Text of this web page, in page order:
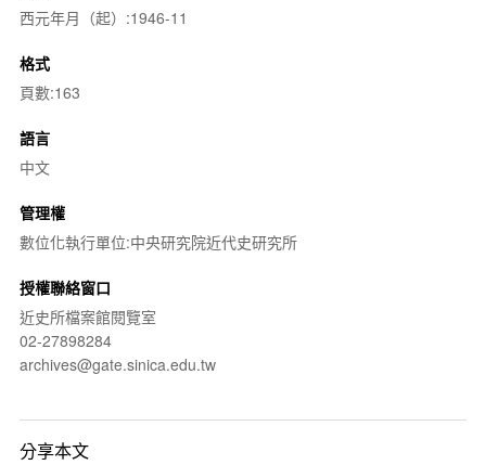
西元年月（起）:1946-11
格式
頁數:163
語言
中文
管理權
數位化執行單位:中央研究院近代史研究所
授權聯絡窗口
近史所檔案館閱覽室
02-27898284
archives@gate.sinica.edu.tw
分享本文